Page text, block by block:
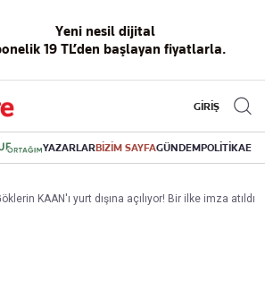
Yeni nesil dijital
19 TL’den başlayan fiyatlarla.
GİRİŞ
YAZARLARBİZİM SAYFAGÜNDEMPOLİTİKA
KAAN'ı yurt dışına açılıyor! Bir ilke imza atıldı